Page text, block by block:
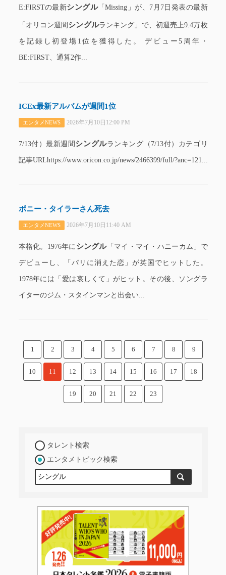
E:FIRSTの最新シングル「Missing」が、7月7日発表の最新
「オリコン週間 シングルランキング」で、初週売上9.4万枚
を記録し初登場1位を獲得した。 デビュー5周年・
BE:FIRST、通算2作...
ICEx最新アルバムが週間1位
エンタメNEWS 2026年7月10日12:00 PM
7/13付）最新週間 シングルランキング（7/13付）カテゴリ
記事URLhttps://www.oricon.co.jp/news/2466399/full/?anc=121...
ボニー・タイラーさん死去
エンタメNEWS 2026年7月10日11:40 AM
本格化。1976年に シングル「マイ・マイ・ハニーカム」で
デビューし、「パリに消えた恋」が英国でヒットした。
1978年には「愛は哀しくて」がヒット。その後、ソングラ
イターのジム・スタインマンと出会い...
1 2 3 4 5 6 7 8 9
10 11 12 13 14 15 16 17 18
19 20 21 22 23
タレント検索
エンタメトピック検索